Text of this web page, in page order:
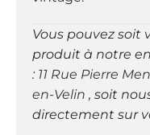
Vous pouvez soit
produit à notre
: 11 Rue Pierre
en-Velin , soit
directement sur